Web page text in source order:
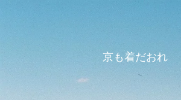
京も着だおれ